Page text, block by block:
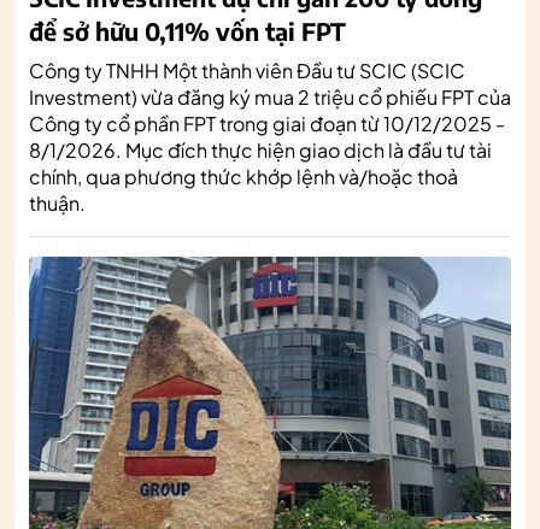
để sở hữu 0,11% vốn tại FPT
Công ty TNHH Một thành viên Đầu tư SCIC (SCIC
Investment) vừa đăng ký mua 2 triệu cổ phiếu FPT của
Công ty cổ phần FPT trong giai đoạn từ 10/12/2025 -
8/1/2026. Mục đích thực hiện giao dịch là đầu tư tài
chính, qua phương thức khớp lệnh và/hoặc thoả
thuận.